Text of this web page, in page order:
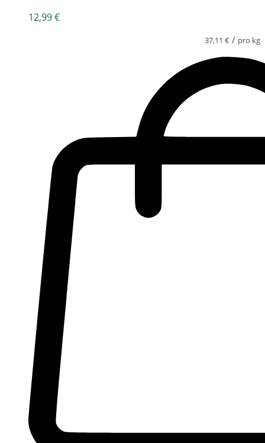
12,99€
37,11 € / pro kg